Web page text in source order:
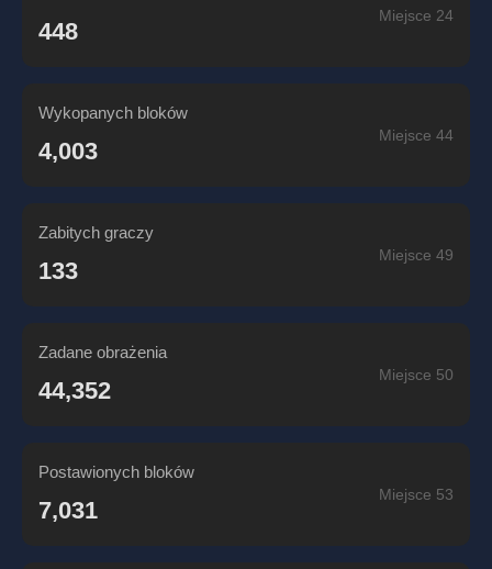
448
Miejsce 24
Wykopanych bloków
4,003
Miejsce 44
Zabitych graczy
133
Miejsce 49
Zadane obrażenia
44,352
Miejsce 50
Postawionych bloków
7,031
Miejsce 53